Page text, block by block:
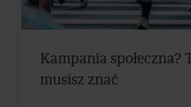
Kampania społeczna?
musisz znać